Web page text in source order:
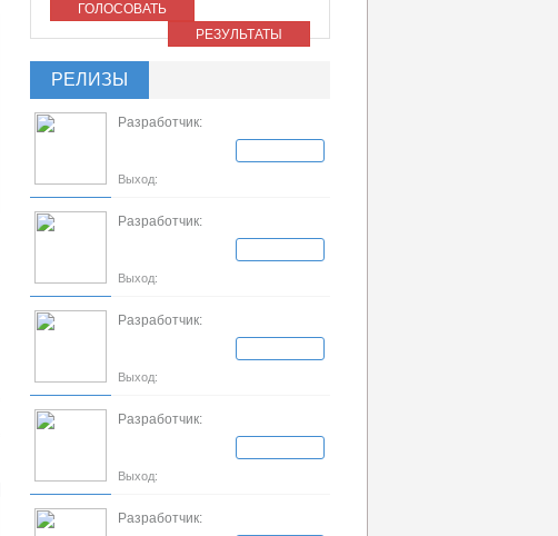
ГОЛОСОВАТЬ
РЕЗУЛЬТАТЫ
РЕЛИЗЫ
Разработчик:
Выход:
Разработчик:
Выход:
Разработчик:
Выход:
Разработчик:
Выход:
Разработчик: